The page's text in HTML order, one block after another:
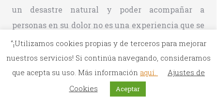
un desastre natural y poder acompañar a
personas en su dolor no es una experiencia que se
pueda tener todos los días. Ha sido un gran regalo
que surgiera en nuestro Colegio el deseo de ir a
ayudar a nuestros hermanos de Valencia. Todo
fue muy improvisado,…
“¡Utilizamos cookies propias y de terceros para mejorar
nuestros servicios! Si continúa navegando, consideramos
que acepta su uso. Más información aquí.
Ajustes de
Cookies
Aceptar